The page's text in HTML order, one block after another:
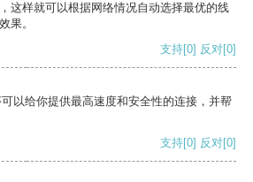
这样就可以根据网络情况自动选择最优的线
果。
支持[0] 反对[0]
以给你提供最高速度和安全性的连接，并帮
支持[0] 反对[0]